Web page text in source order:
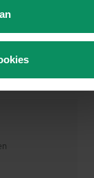
in het tabblad
Superior